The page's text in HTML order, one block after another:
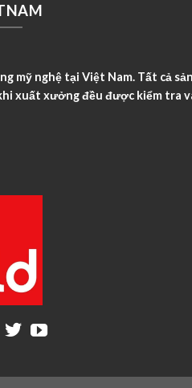
mỹ nghệ tại Việt Nam. Tất cả
xuất xưởng đều được kiểm tra